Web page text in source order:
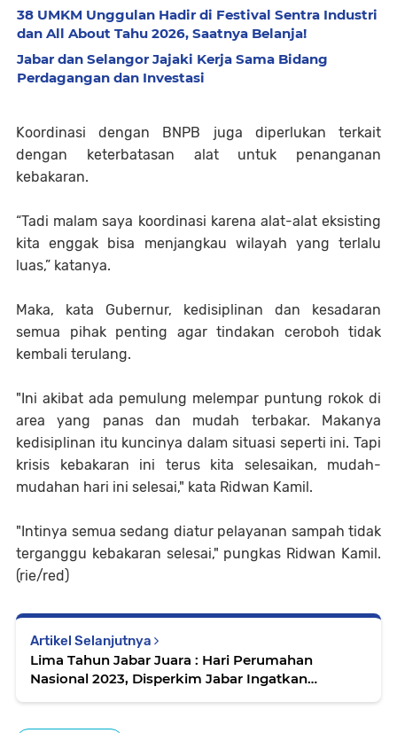
38 UMKM Unggulan Hadir di Festival Sentra Industri
dan All About Tahu 2026, Saatnya Belanja!
Jabar dan Selangor Jajaki Kerja Sama Bidang
Perdagangan dan Investasi
Koordinasi dengan BNPB juga diperlukan terkait
dengan keterbatasan alat untuk penanganan
kebakaran.
“Tadi malam saya koordinasi karena alat-alat eksisting
kita enggak bisa menjangkau wilayah yang terlalu
luas,” katanya.
Maka, kata Gubernur, kedisiplinan dan kesadaran
semua pihak penting agar tindakan ceroboh tidak
kembali terulang.
"Ini akibat ada pemulung melempar puntung rokok di
area yang panas dan mudah terbakar. Makanya
kedisiplinan itu kuncinya dalam situasi seperti ini. Tapi
krisis kebakaran ini terus kita selesaikan, mudah-
mudahan hari ini selesai," kata Ridwan Kamil.
"Intinya semua sedang diatur pelayanan sampah tidak
terganggu kebakaran selesai," pungkas Ridwan Kamil.
(rie/red)
Artikel Selanjutnya
Lima Tahun Jabar Juara : Hari Perumahan
Nasional 2023, Disperkim Jabar Ingatkan